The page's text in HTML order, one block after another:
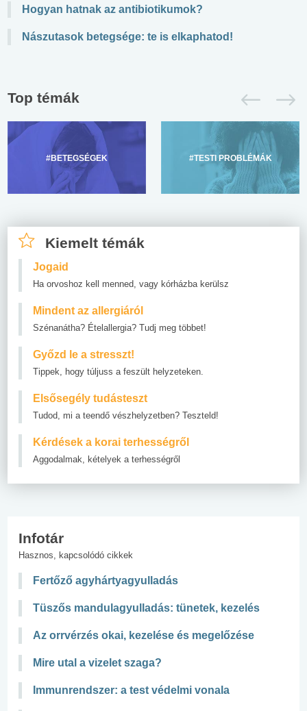
Hogyan hatnak az antibiotikumok?
Nászutasok betegsége: te is elkaphatod!
Top témák
#BETEGSÉGEK #TESTI PROBLÉMÁK
Kiemelt témák
Jogaid
Ha orvoshoz kell menned, vagy kórházba kerülsz
Mindent az allergiáról
Szénanátha? Ételallergia? Tudj meg többet!
Győzd le a stresszt!
Tippek, hogy túljuss a feszült helyzeteken.
Elsősegély tudásteszt
Tudod, mi a teendő vészhelyzetben? Teszteld!
Kérdések a korai terhességről
Aggodalmak, kételyek a terhességről
Infotár
Hasznos, kapcsolódó cikkek
Fertőző agyhártyagyulladás
Tüszős mandulagyulladás: tünetek, kezelés
Az orrvérzés okai, kezelése és megelőzése
Mire utal a vizelet szaga?
Immunrendszer: a test védelmi vonala